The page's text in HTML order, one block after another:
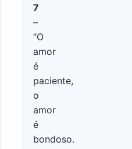
7
–
“O
amor
é
paciente,
o
amor
é
bondoso.